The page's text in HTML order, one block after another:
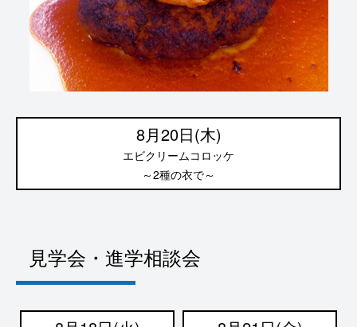
8月20日(木)
エビクリームコロッケ
～2種の衣で～
見学会・進学相談会